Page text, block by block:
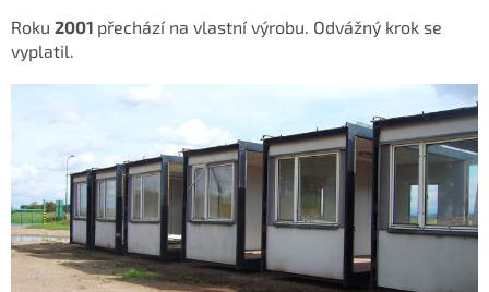
Roku 2001 přechází na vlastní výrobu. Odvážný krok se
vyplatil.